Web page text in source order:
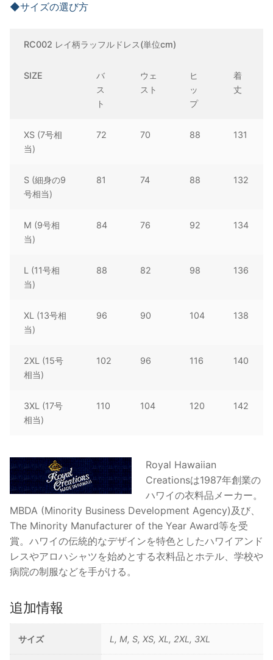
個
◆サイズの選び方
RC002 レイ柄ラッフルドレス(単位cm)
SIZE
バ
ス
ト
ウェ
スト
ヒ
ッ
プ
着
丈
XS (7号相
当)
72 70 88 131
S (細身の9
号相当)
81 74 88 132
M (9号相
当)
84 76 92 134
L (11号相
当)
88 82 98 136
XL (13号相
当)
96 90 104 138
2XL (15号
相当)
102 96 116 140
3XL (17号
相当)
110 104 120 142
Royal Hawaiian
Creationsは1987年創業の
ハワイの衣料品メーカー。
MBDA (Minority Business Development Agency)及び、
The Minority Manufacturer of the Year Award等を受
賞。ハワイの伝統的なデザインを特色としたハワイアンド
レスやアロハシャツを始めとする衣料品とホテル、学校や
病院の制服などを手がける。
追加情報
サイズ L, M, S, XS, XL, 2XL, 3XL